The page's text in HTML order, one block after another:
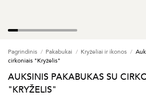
Pagrindinis Pakabukai Kryželiai ir ikonos
cirkoniais "Kryželis"
AUKSINIS PAKABUKAS SU
"KRYŽELIS"